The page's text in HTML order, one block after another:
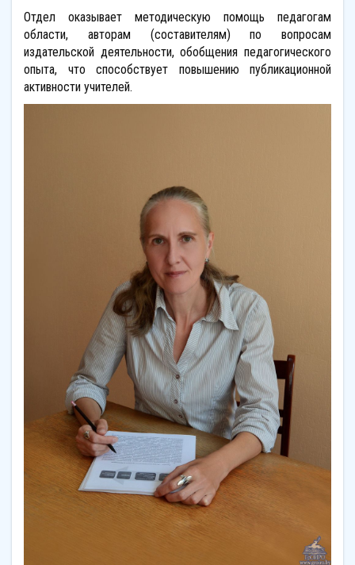
Отдел оказывает методическую помощь педагогам
области, авторам (составителям) по вопросам
издательской деятельности, обобщения педагогического
опыта, что способствует повышению публикационной
активности учителей.